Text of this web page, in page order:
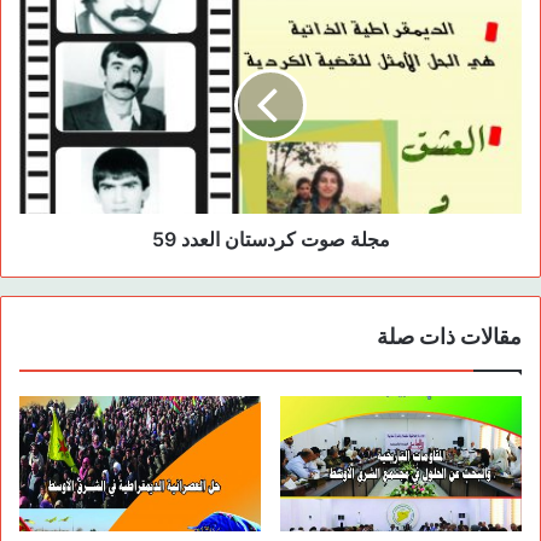
مجلة صوت كردستان العدد 59
مقالات ذات صلة